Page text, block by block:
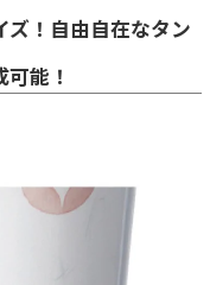
ズ！自由自在なタン
能！